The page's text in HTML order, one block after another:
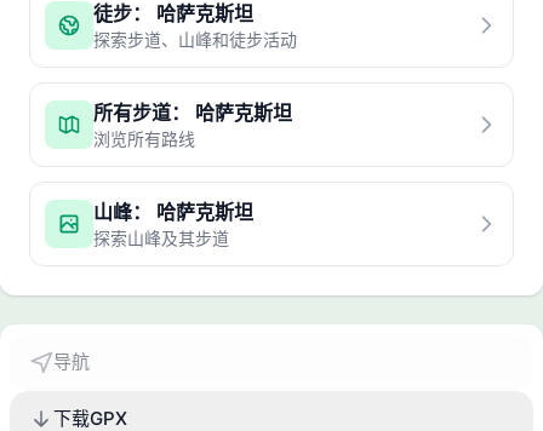
徒步： 哈萨克斯坦
探索步道、山峰和徒步活动
所有步道： 哈萨克斯坦
浏览所有路线
山峰： 哈萨克斯坦
探索山峰及其步道
导航
下载GPX